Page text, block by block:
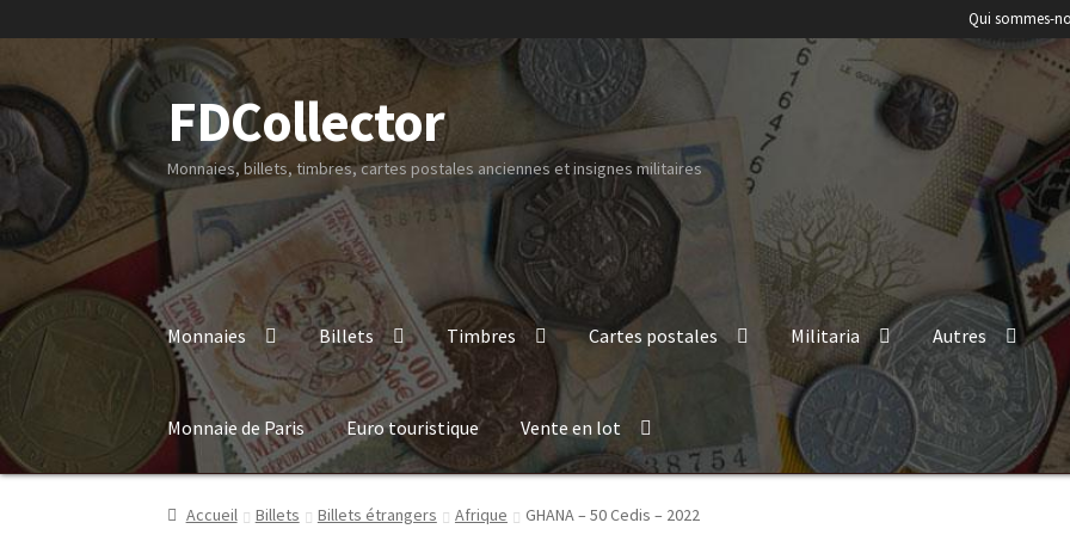
Qui sommes-
FDCollector
Monnaies, billets, timbres, cartes postales anciennes et insignes militaires
Monnaies Billets Timbres Cartes postales Militaria Autres
Monnaie de Paris Euro touristique Vente en lot
Accueil Billets Billets étrangers Afrique GHANA – 50 Cedis – 2022